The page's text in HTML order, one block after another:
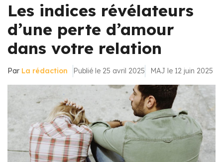
Les indices révélateurs
d’une perte d’amour
dans votre relation
Par La rédaction Publié le 25 avril 2025 MAJ le 12 juin 2025